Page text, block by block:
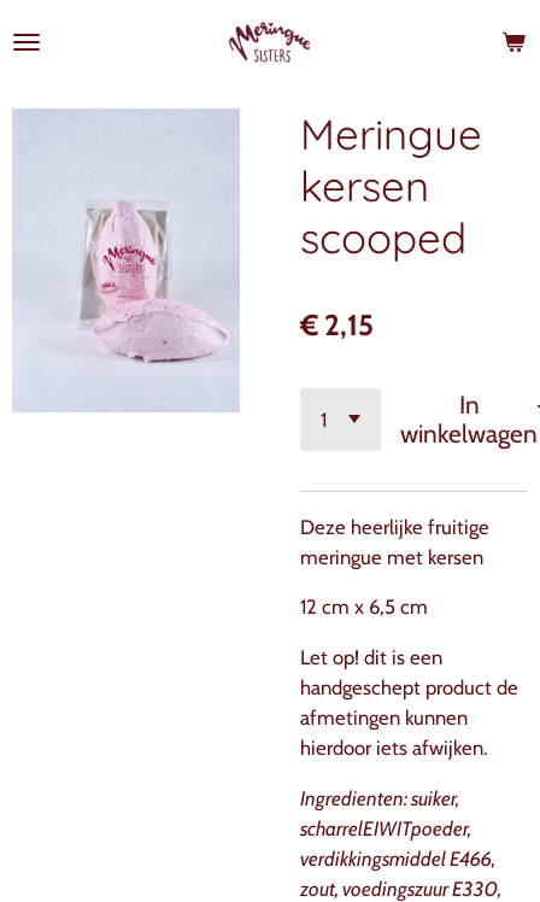
direct
de
Meringue
kersen
scooped
€ 2,15
In
winkelwagen
Deze heerlijke fruitige
meringue met kersen
12 cm x 6,5 cm
Let op! dit is een
handgeschept product de
afmetingen kunnen
hierdoor iets afwijken.
Ingredienten: suiker,
scharrelEIWITpoeder,
verdikkingsmiddel E466,
zout, voedingszuur E330,